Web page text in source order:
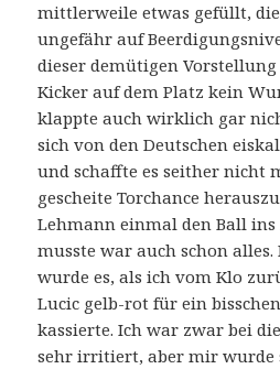
mittlerweile etwas gefüllt,
ungefähr auf
dieser demütigen
Kicker auf dem Platz kein
klappte auch wirklich gar
sich von den Deutschen
und schaffte es seither nicht
gescheite Torchance
Lehmann einmal den Ball
musste war auch schon
wurde es, als ich vom Klo
Lucic gelb-rot für ein
kassierte. Ich war zwar bei
sehr irritiert, aber mir wurde